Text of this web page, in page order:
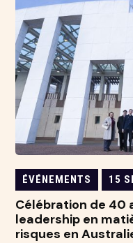
ÉVÉNEMENTS 15
Célébration de 40
leadership en
risques en